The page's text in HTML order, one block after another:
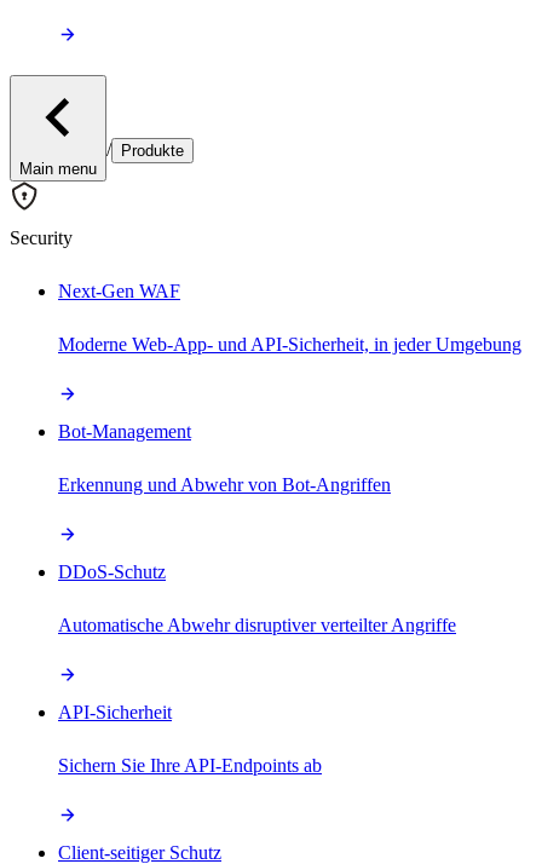
Main menu
/ Produkte
Security
Next-Gen WAF
Moderne Web-App- und API-Sicherheit, in jeder Umgebung
Bot-Management
Erkennung und Abwehr von Bot-Angriffen
DDoS-Schutz
Automatische Abwehr disruptiver verteilter Angriffe
API-Sicherheit
Sichern Sie Ihre API-Endpoints ab
Client-seitiger Schutz